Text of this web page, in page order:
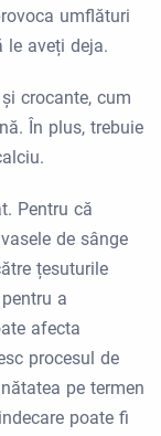
umflături
le aveți deja.
crocante, cum
În plus, trebuie
Pentru că
de sânge
țesuturile
a
afecta
procesul de
pe termen
poate fi